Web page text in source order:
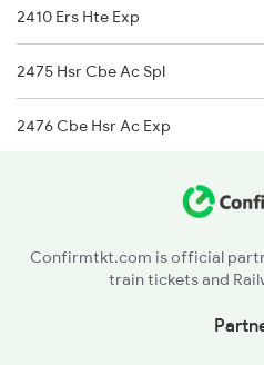
Palakkad to Ottappalam Trains
Palakkad to Kollam Trains
Palakkad to Kayamkulam Trains
Palakkad to Kottayam Trains
2410 Ers Hte Exp
2475 Hsr Cbe Ac Spl
2476 Cbe Hsr Ac Exp
2511 Festival Spl
Confirmtkt.com is official
train tickets and